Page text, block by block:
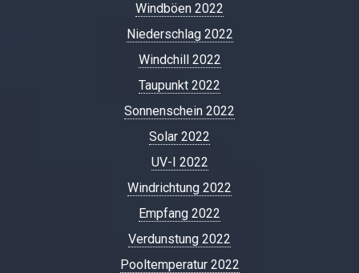
Windböen 2022
Niederschlag 2022
Windchill 2022
Taupunkt 2022
Sonnenschein 2022
Solar 2022
UV-I 2022
Windrichtung 2022
Empfang 2022
Verdunstung 2022
Pooltemperatur 2022